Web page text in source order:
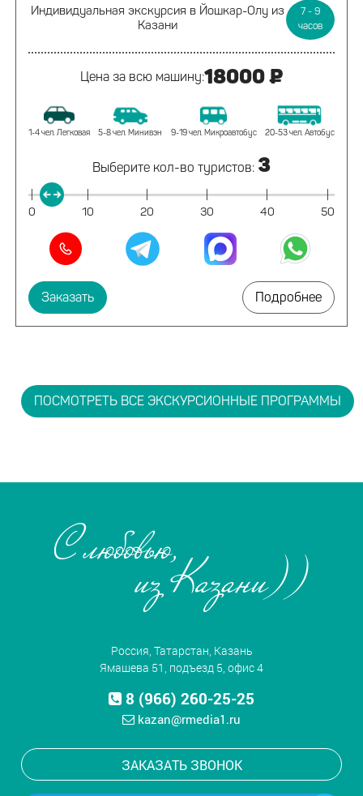
Индивидуальная экскурсия в Йошкар-Олу из
Казани
7 - 9
часов
Цена за всю машину:18000 ₽
1-4 чел. Легковая 5-8 чел. Минивэн 9-19 чел. Микроавтобус 20-53 чел. Автобус
Выберите кол-во туристов: 3
|
0
|
10
|
20
|
30
|
40
|
50
Заказать Подробнее
ПОСМОТРЕТЬ ВСЕ ЭКСКУРСИОННЫЕ ПРОГРАММЫ
Россия, Татарстан, Казань
Ямашева 51, подъезд 5, офис 4
8 (966) 260-25-25
kazan@rmedia1.ru
ЗАКАЗАТЬ ЗВОНОК